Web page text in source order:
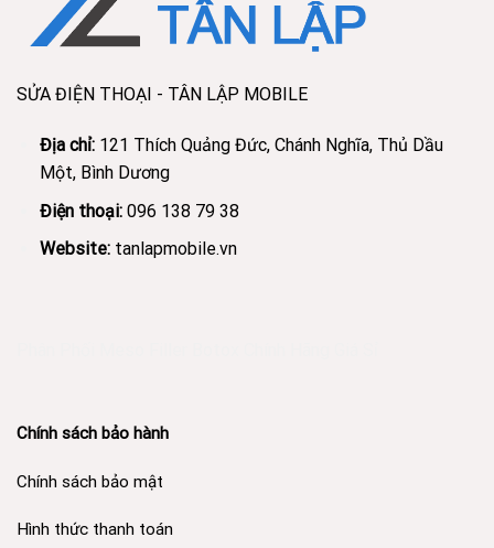
SỬA ĐIỆN THOẠI - TÂN LẬP MOBILE
Địa chỉ: 121 Thích Quảng Đức, Chánh Nghĩa, Thủ Dầu
Một, Bình Dương
Điện thoại: 096 138 79 38
Website: tanlapmobile.vn
Chính sách bảo hành
Chính sách bảo mật
Hình thức thanh toán